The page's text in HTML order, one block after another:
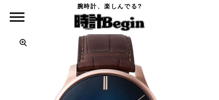
腕時計、楽しんでる?
H.MOSER&CIE. ベンチャー・スモールセコンドXL ピュリティ